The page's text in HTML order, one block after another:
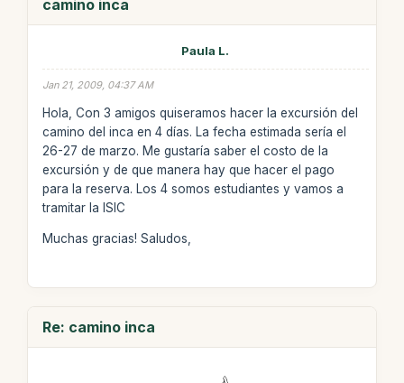
camino inca
Paula L.
Jan 21, 2009, 04:37 AM
Hola, Con 3 amigos quiseramos hacer la excursión del
camino del inca en 4 días. La fecha estimada sería el
26-27 de marzo. Me gustaría saber el costo de la
excursión y de que manera hay que hacer el pago
para la reserva. Los 4 somos estudiantes y vamos a
tramitar la ISIC
Muchas gracias! Saludos,
Re: camino inca